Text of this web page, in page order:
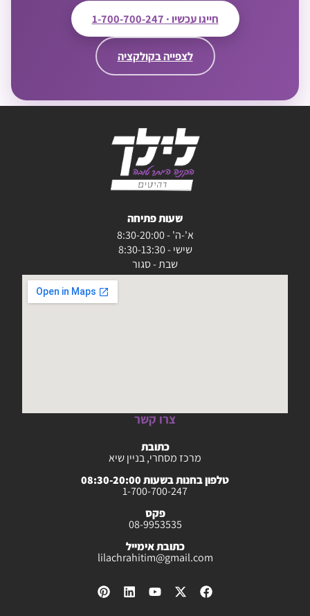
חייגו עכשיו · 1-700-700-247
לצפייה בקולקציה
שעות פתיחה
א'-ה' - 8:30-20:00
שישי - 8:30-13:30
שבת - סגור
צרו קשר
כתובת
מרכז מסחרי, בניין שיא
טלפון בחנות בשעות 08:30-20:00
1-700-700-247
פקס
08-9953535
כתובת אימייל
lilachrahitim@gmail.com